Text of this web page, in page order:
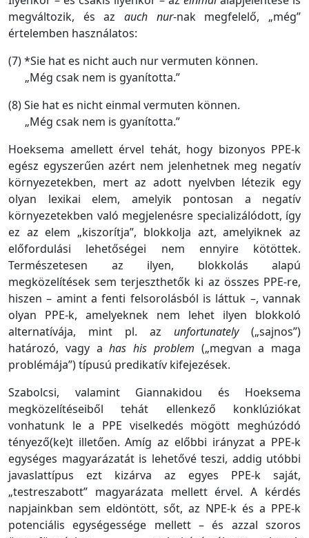
megváltozik, és az auch nur-nak megfelelő, „még”
értelemben használatos:
(7) *Sie hat es nicht auch nur vermuten können.
„Még csak nem is gyanította.”
(8) Sie hat es nicht einmal vermuten können.
„Még csak nem is gyanította.”
Hoeksema amellett érvel tehát, hogy bizonyos PPE-k
egész egyszerűen azért nem jelenhetnek meg negatív
környezetekben, mert az adott nyelvben létezik egy
olyan lexikai elem, amelyik pontosan a negatív
környezetekben való megjelenésre specializálódott, így
ez az elem „kiszorítja”, blokkolja azt, amelyiknek az
előfordulási lehetőségei nem ennyire kötöttek.
Természetesen az ilyen, blokkolás alapú
megközelítések sem terjeszthetők ki az összes PPE-re,
hiszen – amint a fenti felsorolásból is láttuk –, vannak
olyan PPE-k, amelyeknek nem lehet ilyen blokkoló
alternatívája, mint pl. az unfortunately („sajnos”)
határozó, vagy ahas his problem („megvan a maga
problémája”) típusú predikatív kifejezések.
Szabolcsi, valamint Giannakidou és Hoeksema
megközelítéseiből tehát ellenkező konklúziókat
vonhatunk le a PPE viselkedés mögött meghúzódó
tényező(ke)t illetően. Amíg az előbbi irányzat a PPE-k
egységes magyarázatát is lehetővé teszi, addig utóbbi
javaslattípus ezt kizárva az egyes PPE-k saját,
„testreszabott” magyarázata mellett érvel. A kérdés
napjainkban sem eldöntött, sőt, az NPE-k és a PPE-k
potenciális egységessége mellett – és azzal szoros